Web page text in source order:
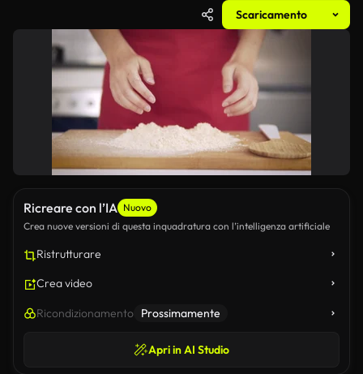
Scaricamento
Ricreare con l’IA Nuovo
Crea nuove versioni di questa inquadratura con l’intelligenza artificiale
Ristrutturare
Crea video
Ricondizionamento Prossimamente
Apri in AI Studio